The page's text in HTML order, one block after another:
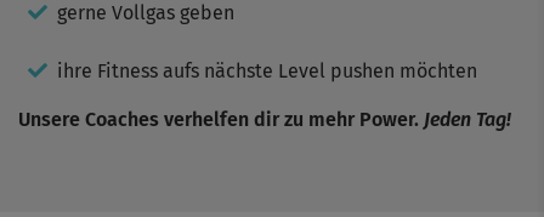
gerne Vollgas geben
ihre Fitness aufs nächste Level pushen möchten
Unsere Coaches verhelfen dir zu mehr Power. Jeden Tag!